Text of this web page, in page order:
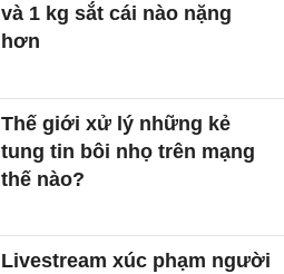
và 1 kg sắt cái nào nặng
hơn
Thế giới xử lý những kẻ
tung tin bôi nhọ trên mạng
thế nào?
Livestream xúc phạm người